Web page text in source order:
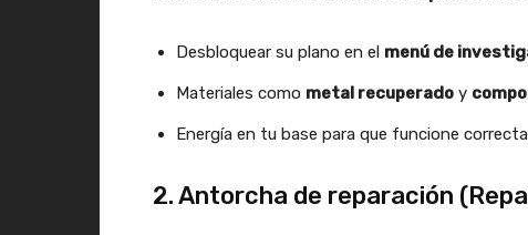
Desbloquear su plano en el menú de
Materiales como metal recuperado y
Energía en tu base para que funcione
2. Antorcha de reparación